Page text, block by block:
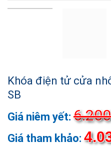
Khóa điện tử cửa
SB